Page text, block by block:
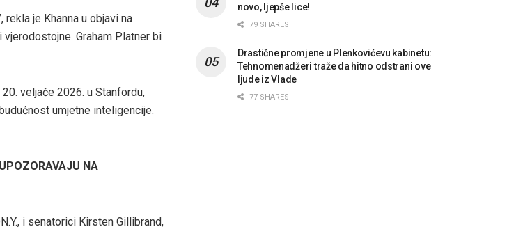
je Khanna u objavi na
Graham Platner bi
veljače 2026. u Stanfordu,
umjetne inteligencije.
NA
i senatorici Kirsten Gillibrand,
novo, ljepše lice!
79 SHARES
Drastične promjene u Plenkovićevu kabinetu:
Tehnomenadžeri traže da hitno odstrani ove
ljude iz Vlade
77 SHARES